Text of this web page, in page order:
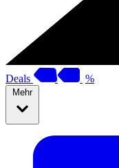
Deals %
Mehr